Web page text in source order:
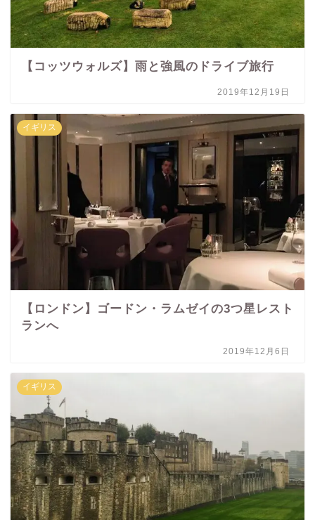
【コッツウォルズ】雨と強風のドライブ旅行
2019年12月19日
イギリス
【ロンドン】ゴードン・ラムゼイの3つ星レスト
ランへ
2019年12月6日
イギリス